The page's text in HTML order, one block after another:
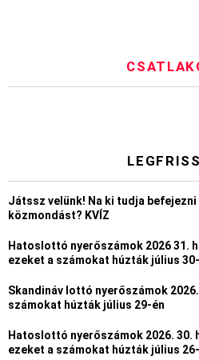
Játssz velünk! Na ki tudja befejezni
közmondást? KVÍZ
Hatoslottó nyerőszámok 2026 31.
ezeket a számokat húzták július
Skandináv lottó nyerőszámok
számokat húzták július 29-én
Hatoslottó nyerőszámok 2026. 30.
ezeket a számokat húzták július